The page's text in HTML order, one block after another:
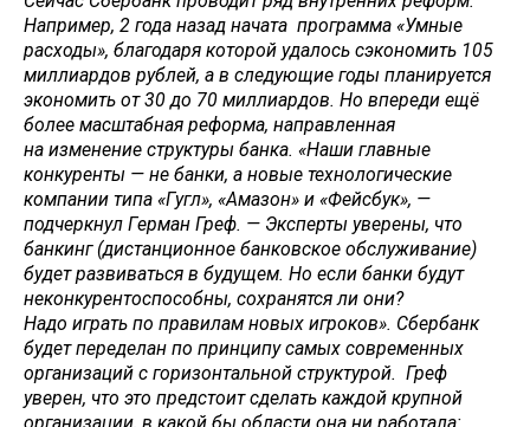
Например, 2 года назад начата программа «Умные
расходы», благодаря которой удалось сэкономить 105
миллиардов рублей, а в следующие годы планируется
экономить от 30 до 70 миллиардов. Но впереди ещё
более масштабная реформа, направленная
на изменение структуры банка. «Наши главные
конкуренты — не банки, а новые технологические
компании типа «Гугл», «Амазон» и «Фейсбук», —
подчеркнул Герман Греф. — Эксперты уверены, что
банкинг (дистанционное банковское обслуживание)
будет развиваться в будущем. Но если банки будут
неконкурентоспособны, сохранятся ли они?
Надо играть по правилам новых игроков». Сбербанк
будет переделан по принципу самых современных
организаций с горизонтальной структурой. Греф
уверен, что это предстоит сделать каждой крупной